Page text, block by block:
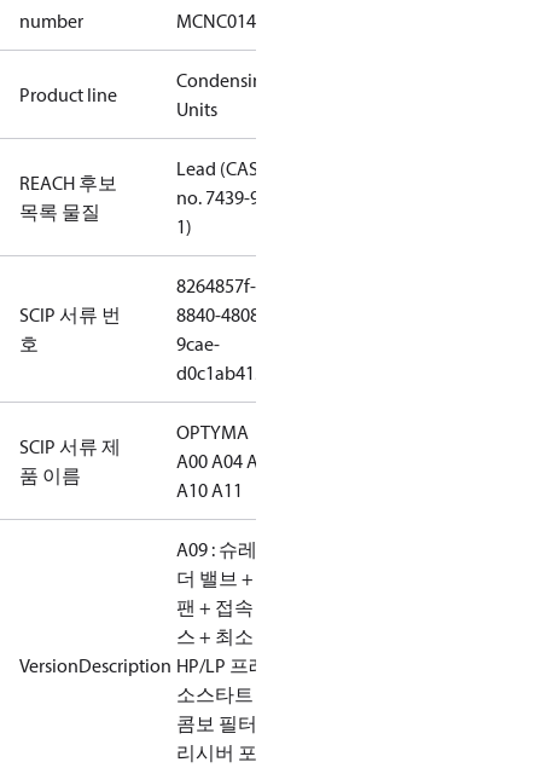
number
MCNC014NPA09G
Product line
Condensing
Units
REACH 후보
목록 물질
Lead (CAS
no. 7439-92-
1)
SCIP 서류 번
호
8264857f-
8840-4808-
9cae-
d0c1ab415ef5
SCIP 서류 제
품 이름
OPTYMA
A00 A04 A09
A10 A11
VersionDescription
A09 : 슈레이
더 밸브 + EC
팬 + 접속 박
스 + 최소
HP/LP 프레
소스타트 +
콤보 필터 및
리시버 포함